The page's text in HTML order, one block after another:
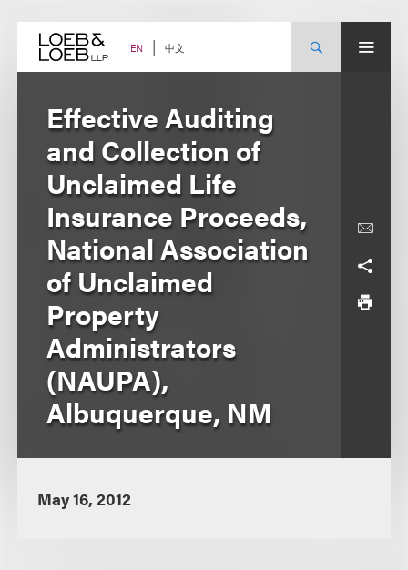
content EN 中文
Effective Auditing
and Collection of
Unclaimed Life
Insurance Proceeds,
National Association
of Unclaimed
Property
Administrators
(NAUPA),
Albuquerque, NM
May 16, 2012